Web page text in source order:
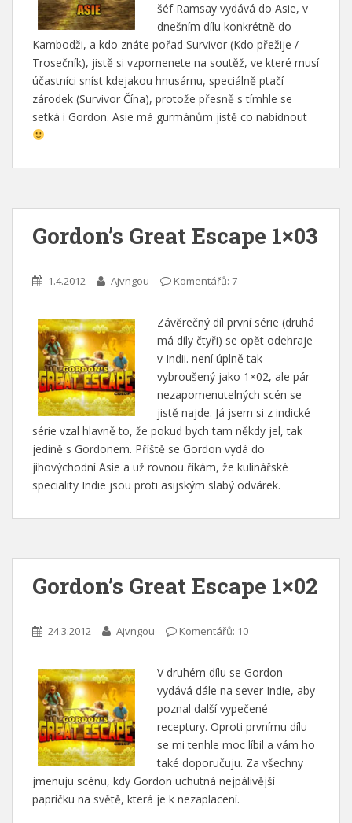
šéf Ramsay vydává do Asie, v
dnešním dílu konkrétně do
Kambodži, a kdo znáte pořad Survivor (Kdo přežije /
Trosečník), jistě si vzpomenete na soutěž, ve které musí
účastníci sníst kdejakou hnusárnu, speciálně ptačí
zárodek (Survivor Čína), protože přesně s tímhle se
setká i Gordon. Asie má gurmánům jistě co nabídnout
Gordon’s Great Escape 1×03
1.4.2012 Ajvngou Komentářů: 7
Závěrečný díl první série (druhá
má díly čtyři) se opět odehraje
v Indii. není úplně tak
vybroušený jako 1×02, ale pár
nezapomenutelných scén se
jistě najde. Já jsem si z indické
série vzal hlavně to, že pokud bych tam někdy jel, tak
jedině s Gordonem. Příště se Gordon vydá do
jihovýchodní Asie a už rovnou říkám, že kulinářské
speciality Indie jsou proti asijským slabý odvárek.
Gordon’s Great Escape 1×02
24.3.2012 Ajvngou Komentářů: 10
V druhém dílu se Gordon
vydává dále na sever Indie, aby
poznal další vypečené
receptury. Oproti prvnímu dílu
se mi tenhle moc líbil a vám ho
také doporučuju. Za všechny
jmenuju scénu, kdy Gordon uchutná nejpálivější
papričku na světě, která je k nezaplacení.